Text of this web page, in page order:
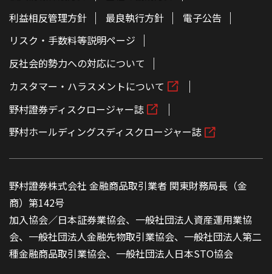
利益相反管理方針
最良執行方針
電子公告
リスク・手数料等説明ページ
反社会的勢力への対応について
カスタマー・ハラスメントについて
野村證券ディスクロージャー誌
野村ホールディングスディスクロージャー誌
野村證券株式会社 金融商品取引業者 関東財務局長（金
商）第142号
加入協会／日本証券業協会、一般社団法人資産運用業協
会、一般社団法人金融先物取引業協会、一般社団法人第二
種金融商品取引業協会、一般社団法人日本STO協会